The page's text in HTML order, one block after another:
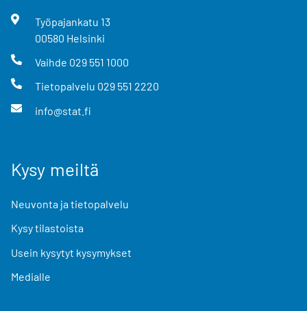
Työpajankatu 13
00580 Helsinki
Vaihde 029 551 1000
Tietopalvelu 029 551 2220
info@stat.fi
Kysy meiltä
Neuvonta ja tietopalvelu
Kysy tilastoista
Usein kysytyt kysymykset
Medialle